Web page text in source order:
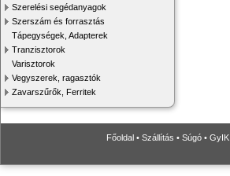
Szerelési segédanyagok
Szerszám és forrasztás
Tápegységek, Adapterek
Tranzisztorok
Varisztorok
Vegyszerek, ragasztók
Zavarszűrők, Ferritek
Főoldal • Szállítás • Súgó • GyIK